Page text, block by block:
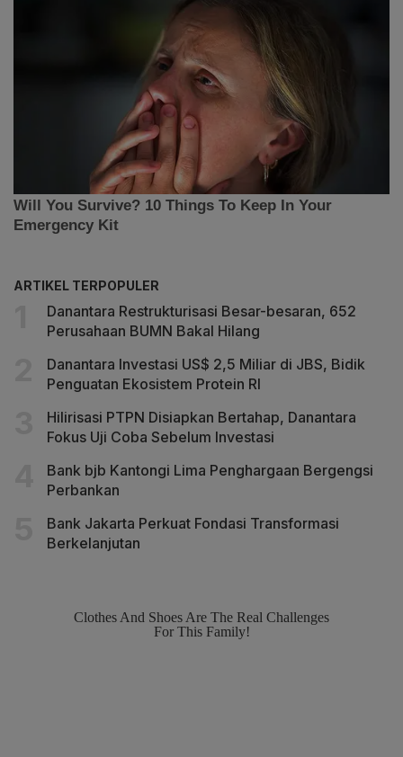
ARTIKEL TERPOPULER
Danantara Restrukturisasi Besar-besaran, 652
Perusahaan BUMN Bakal Hilang
Danantara Investasi US$ 2,5 Miliar di JBS, Bidik
Penguatan Ekosistem Protein RI
Hilirisasi PTPN Disiapkan Bertahap, Danantara
Fokus Uji Coba Sebelum Investasi
Bank bjb Kantongi Lima Penghargaan Bergengsi
Perbankan
Bank Jakarta Perkuat Fondasi Transformasi
Berkelanjutan